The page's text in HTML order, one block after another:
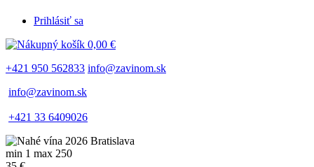
Prihlásiť sa
0,00 €
+421 950 562833 info@zavinom.sk
info@zavinom.sk
+421 33 6409026
min 1 max 250